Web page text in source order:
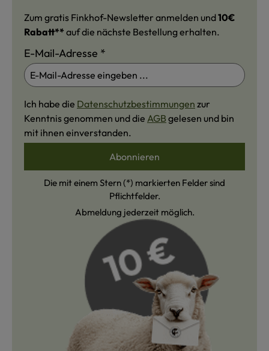
Zum gratis Finkhof-Newsletter anmelden und10€
Rabatt** auf die nächste Bestellung erhalten.
E-Mail-Adresse *
Ich habe die Datenschutzbestimmungen zur
Kenntnis genommen und die AGB gelesen und bin
mit ihnen einverstanden.
Abonnieren
Die mit einem Stern (*) markierten Felder sind
Pflichtfelder.
Abmeldung jederzeit möglich.